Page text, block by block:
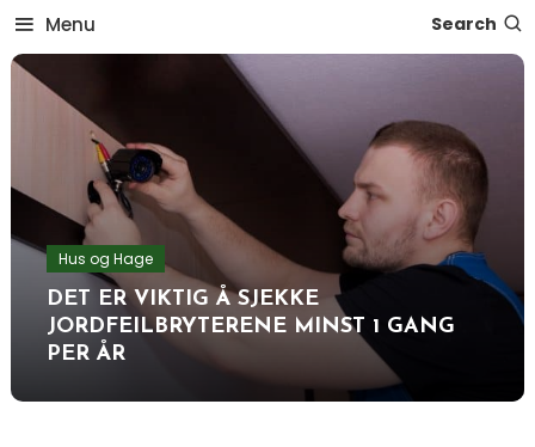
Menu Search
Hus og Hage
DET ER VIKTIG Å SJEKKE
JORDFEILBRYTERENE MINST 1 GANG
PER ÅR